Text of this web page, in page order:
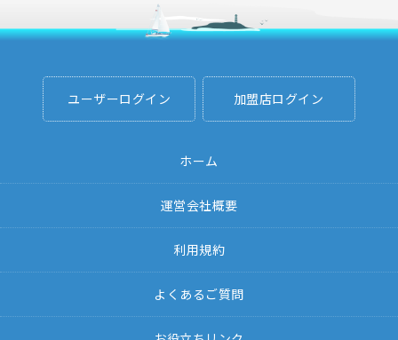
ユーザーログイン 加盟店ログイン
ホーム
運営会社概要
利用規約
よくあるご質問